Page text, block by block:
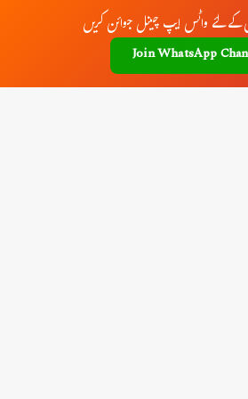
کے لئے واٹس ایپ چینل جوائن کریں
Join WhatsApp